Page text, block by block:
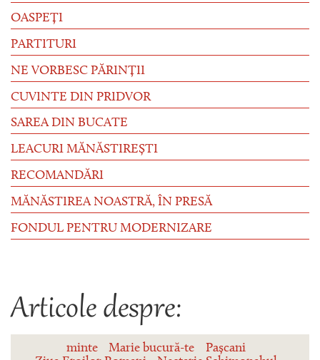
OASPEȚI
PARTITURI
NE VORBESC PĂRINȚII
CUVINTE DIN PRIDVOR
SAREA DIN BUCATE
LEACURI MĂNĂSTIREȘTI
RECOMANDĂRI
MĂNĂSTIREA NOASTRĂ, ÎN PRESĂ
FONDUL PENTRU MODERNIZARE
Articole despre:
minte Marie bucură-te
Pașcani